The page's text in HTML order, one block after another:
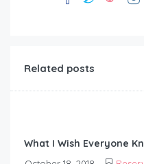
Related posts
What I Wish Everyone